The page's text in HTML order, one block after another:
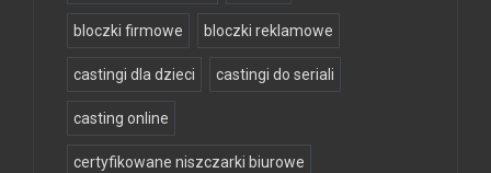
bloczki firmowe bloczki reklamowe
castingi dla dzieci castingi do seriali
casting online
certyfikowane niszczarki biurowe